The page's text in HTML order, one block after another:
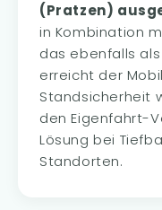
(Pratzen)
in Kombination
das ebenfalls
erreicht der
Standsicherheit
den Eigenfahrt-
Lösung bei
Standorten.